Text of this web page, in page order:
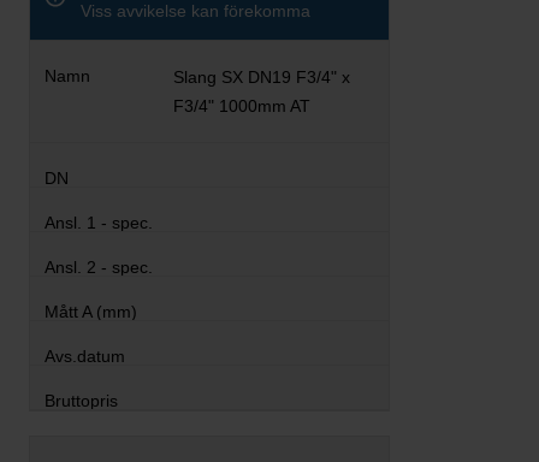
Viss avvikelse kan förekomma
Slang SX DN19 F3/4" x
F3/4" 1000mm AT